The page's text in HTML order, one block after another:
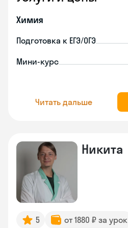
Химия
Подготовка к ЕГЭ/ОГЭ
Мини-курс
Читать дальше
Никита
5 от 1880 ₽ за урок